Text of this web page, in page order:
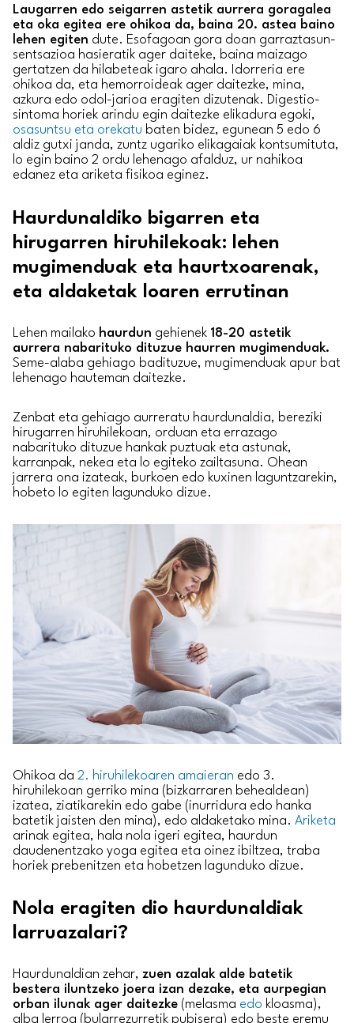
Laugarren edo seigarren astetik aurrera goragalea
eta oka egitea ere ohikoa da, baina 20. astea baino
lehen egiten dute. Esofagoan gora doan garraztasun-
sentsazioa hasieratik ager daiteke, baina maizago
gertatzen da hilabeteak igaro ahala. Idorreria ere
ohikoa da, eta hemorroideak ager daitezke, mina,
azkura edo odol-jarioa eragiten dizutenak. Digestio-
sintoma horiek arindu egin daitezke elikadura egoki,
osasuntsu eta orekatu baten bidez, egunean 5 edo 6
aldiz gutxi janda, zuntz ugariko elikagaiak kontsumituta,
lo egin baino 2 ordu lehenago afalduz, ur nahikoa
edanez eta ariketa fisikoa eginez.
Haurdunaldiko bigarren eta
hirugarren hiruhilekoak: lehen
mugimenduak eta haurtxoarenak,
eta aldaketak loaren errutinan
Lehen mailako haurdun gehienek 18-20 astetik
aurrera nabarituko dituzue haurren mugimenduak.
Seme-alaba gehiago badituzue, mugimenduak apur bat
lehenago hauteman daitezke.
Zenbat eta gehiago aurreratu haurdunaldia, bereziki
hirugarren hiruhilekoan, orduan eta errazago
nabarituko dituzue hankak puztuak eta astunak,
karranpak, nekea eta lo egiteko zailtasuna. Ohean
jarrera ona izateak, burkoen edo kuxinen laguntzarekin,
hobeto lo egiten lagunduko dizue.
Ohikoa da 2. hiruhilekoaren amaieran edo 3.
hiruhilekoan gerriko mina (bizkarraren behealdean)
izatea, ziatikarekin edo gabe (inurridura edo hanka
batetik jaisten den mina), edo aldaketako mina. Ariketa
arinak egitea, hala nola igeri egitea, haurdun
daudenentzako yoga egitea eta oinez ibiltzea, traba
horiek prebenitzen eta hobetzen lagunduko dizue.
Nola eragiten dio haurdunaldiak
larruazalari?
Haurdunaldian zehar, zuen azalak alde batetik
bestera iluntzeko joera izan dezake, eta aurpegian
orban ilunak ager daitezke (melasma edo kloasma),
alba lerroa (bularrezurretik pubisera) edo beste eremu